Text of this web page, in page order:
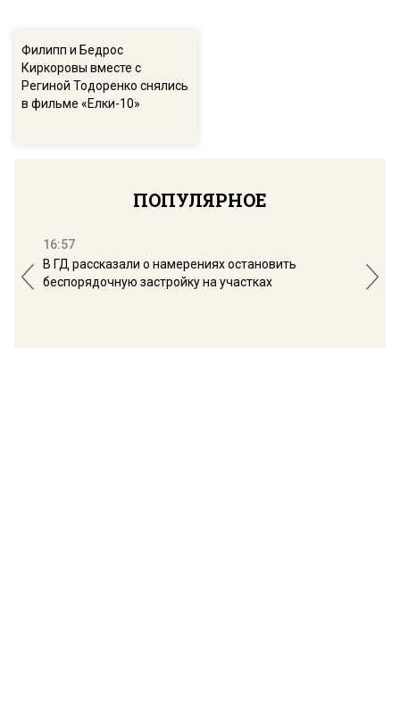
Филипп и Бедрос
Киркоровы вместе с
Региной Тодоренко снялись
в фильме «Елки-10»
ПОПУЛЯРНОЕ
16:57
В ГД рассказали о намерениях остановить
беспорядочную застройку на участках